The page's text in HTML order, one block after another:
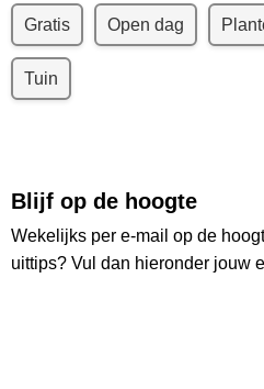
Gratis Open dag
Tuin
Blijf op de hoogte
Wekelijks per e-mail op de
uittips? Vul dan hieronder jouw